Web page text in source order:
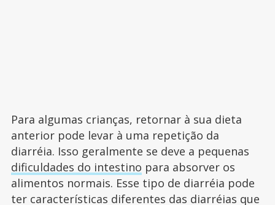
Para algumas crianças, retornar à sua dieta
anterior pode levar à uma repetição da
diarréia. Isso geralmente se deve a pequenas
dificuldades do intestino para absorver os
alimentos normais. Esse tipo de diarréia pode
ter características diferentes das diarréias que